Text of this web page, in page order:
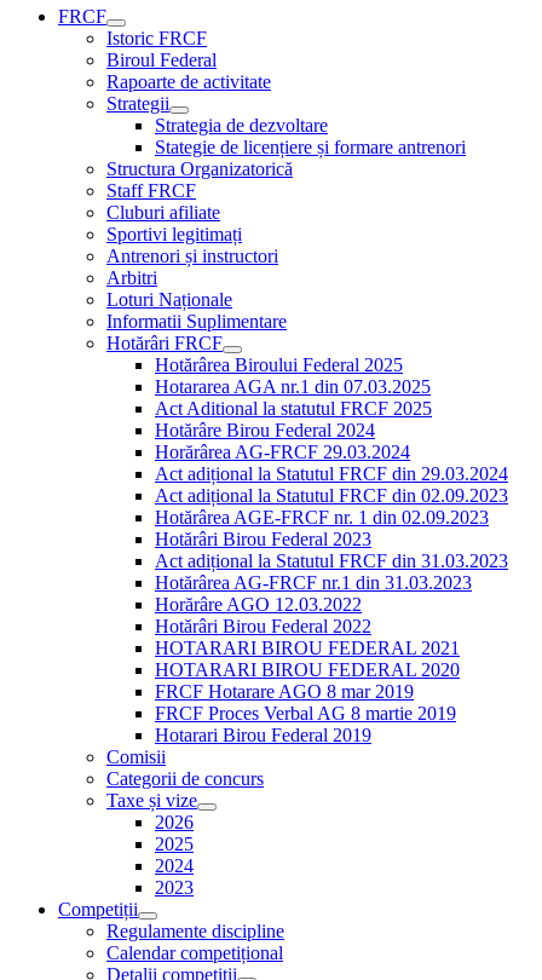
FRCF
Istoric FRCF
Biroul Federal
Rapoarte de activitate
Strategii
Strategia de dezvoltare
Stategie de licențiere și formare antrenori
Structura Organizatorică
Staff FRCF
Cluburi afiliate
Sportivi legitimați
Antrenori și instructori
Arbitri
Loturi Naționale
Informatii Suplimentare
Hotărâri FRCF
Hotărârea Biroului Federal 2025
Hotararea AGA nr.1 din 07.03.2025
Act Aditional la statutul FRCF 2025
Hotărâre Birou Federal 2024
Horărârea AG-FRCF 29.03.2024
Act adițional la Statutul FRCF din 29.03.2024
Act adițional la Statutul FRCF din 02.09.2023
Hotărârea AGE-FRCF nr. 1 din 02.09.2023
Hotărâri Birou Federal 2023
Act adițional la Statutul FRCF din 31.03.2023
Hotărârea AG-FRCF nr.1 din 31.03.2023
Horărâre AGO 12.03.2022
Hotărâri Birou Federal 2022
HOTARARI BIROU FEDERAL 2021
HOTARARI BIROU FEDERAL 2020
FRCF Hotarare AGO 8 mar 2019
FRCF Proces Verbal AG 8 martie 2019
Hotarari Birou Federal 2019
Comisii
Categorii de concurs
Taxe și vize
2026
2025
2024
2023
Competiții
Regulamente discipline
Calendar competițional
Detalii competiții